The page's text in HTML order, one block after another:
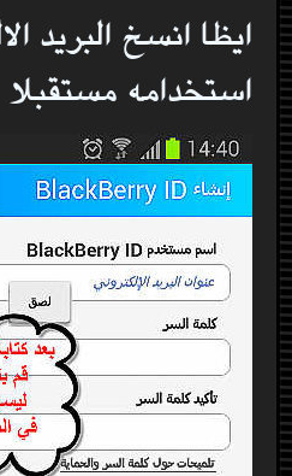
ايظا انسخ البريد
استخدامه مستقبلا